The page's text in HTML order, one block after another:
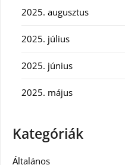
2025. augusztus
2025. július
2025. június
2025. május
Kategóriák
Általános